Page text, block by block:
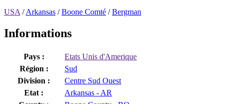
USA /Arkansas /Boone Comté /Bergman
Informations
Pays :
Etats Unis d'Amerique
Région :
Sud
Division :
Centre Sud Ouest
Etat :
Arkansas - AR